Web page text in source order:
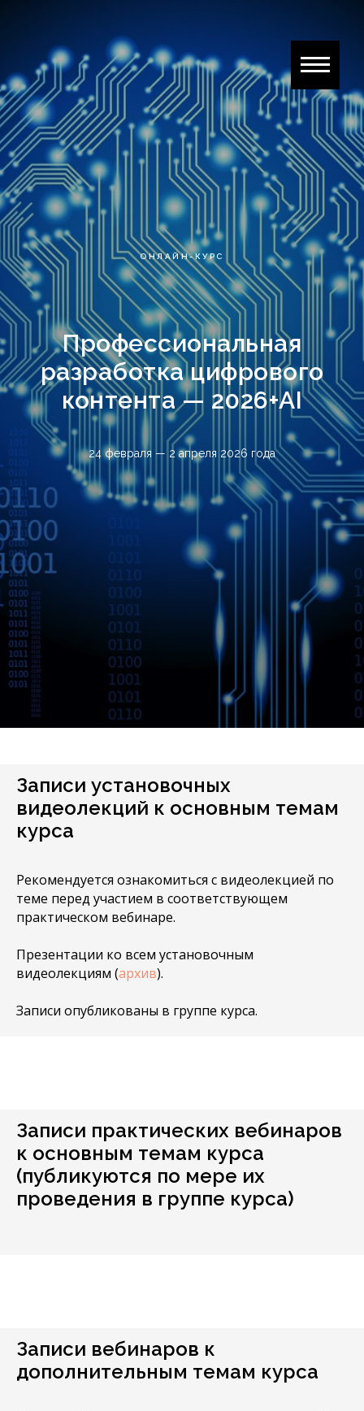
ОНЛАЙН-КУРС
Профессиональная
разработка цифрового
контента — 2026+AI
24 февраля — 2 апреля 2026 года
Записи установочных
видеолекций к основным темам
курса
Рекомендуется ознакомиться с видеолекцией по
теме перед участием в соответствующем
практическом вебинаре.
Презентации ко всем установочным
видеолекциям (архив).
Записи опубликованы в группе курса.
Записи практических вебинаров
к основным темам курса
(публикуются по мере их
проведения в группе курса)
Записи вебинаров к
дополнительным темам курса